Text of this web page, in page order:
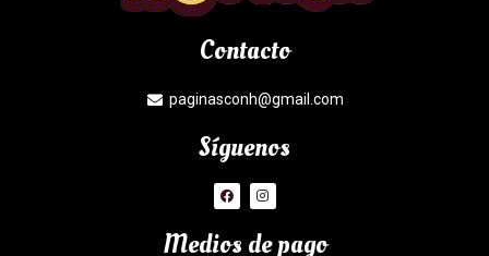
Contacto
paginasconh@gmail.com
Síguenos
Medios de pago